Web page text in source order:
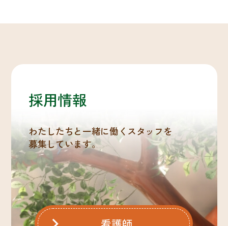
採用情報
わたしたちと一緒に働くスタッフを
募集しています。